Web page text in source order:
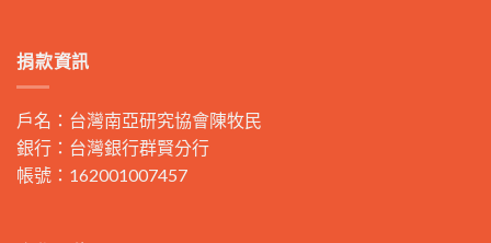
捐款資訊
戶名：台灣南亞研究協會陳牧民
銀行：台灣銀行群賢分行
帳號：162001007457